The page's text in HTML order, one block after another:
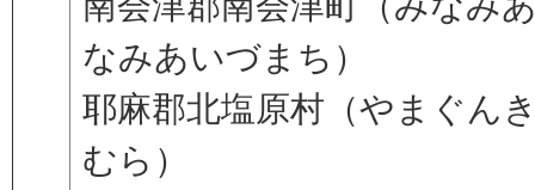
なみあいづまち）
耶麻郡北塩原村（やまぐん
むら）